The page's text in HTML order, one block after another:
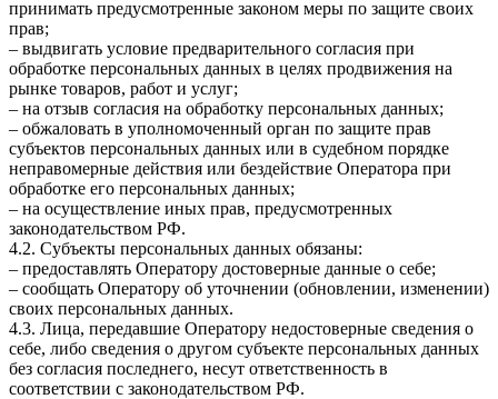
принимать предусмотренные законом меры по защите своих
прав;
– выдвигать условие предварительного согласия при
обработке персональных данных в целях продвижения на
рынке товаров, работ и услуг;
– на отзыв согласия на обработку персональных данных;
– обжаловать в уполномоченный орган по защите прав
субъектов персональных данных или в судебном порядке
неправомерные действия или бездействие Оператора при
обработке его персональных данных;
– на осуществление иных прав, предусмотренных
законодательством РФ.
4.2. Субъекты персональных данных обязаны:
– предоставлять Оператору достоверные данные о себе;
– сообщать Оператору об уточнении (обновлении, изменении)
своих персональных данных.
4.3. Лица, передавшие Оператору недостоверные сведения о
себе, либо сведения о другом субъекте персональных данных
без согласия последнего, несут ответственность в
соответствии с законодательством РФ.